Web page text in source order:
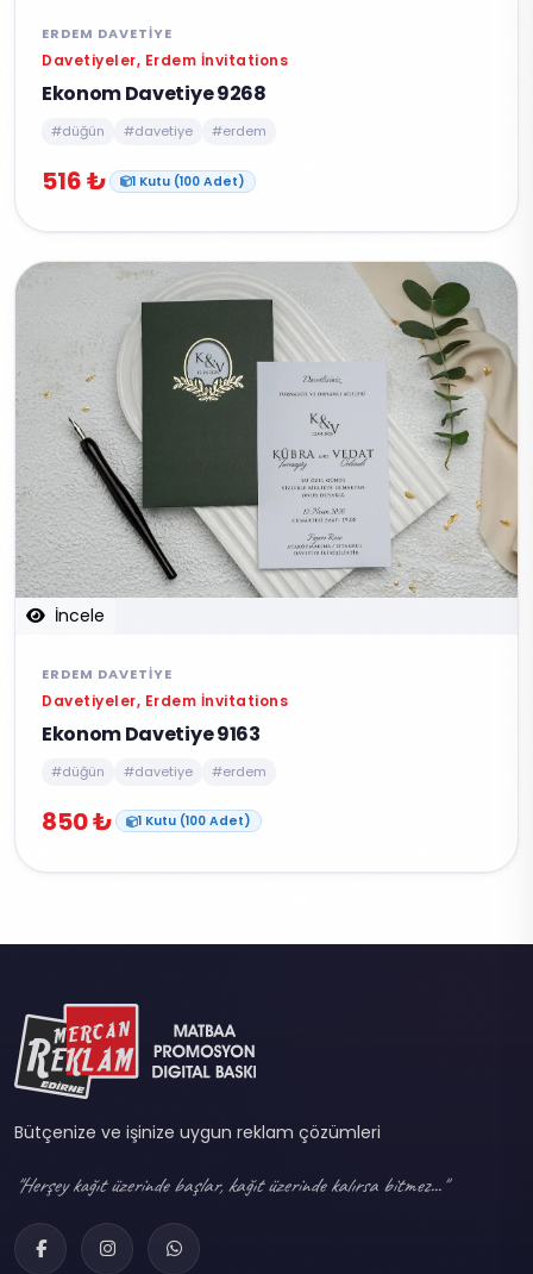
ERDEM DAVETIYE
Davetiyeler, Erdem İnvitations
Ekonom Davetiye 9268
#düğün #davetiye #erdem
516 ₺ 1 Kutu (100 Adet)
İncele
ERDEM DAVETIYE
Davetiyeler, Erdem İnvitations
Ekonom Davetiye 9163
#düğün #davetiye #erdem
850 ₺ 1 Kutu (100 Adet)
Bütçenize ve işinize uygun reklam çözümleri
"Herşey kağıt üzerinde başlar, kağıt üzerinde kalırsa bitmez..."